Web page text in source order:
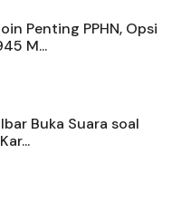
Penting PPHN, Opsi
M...
Buka Suara soal